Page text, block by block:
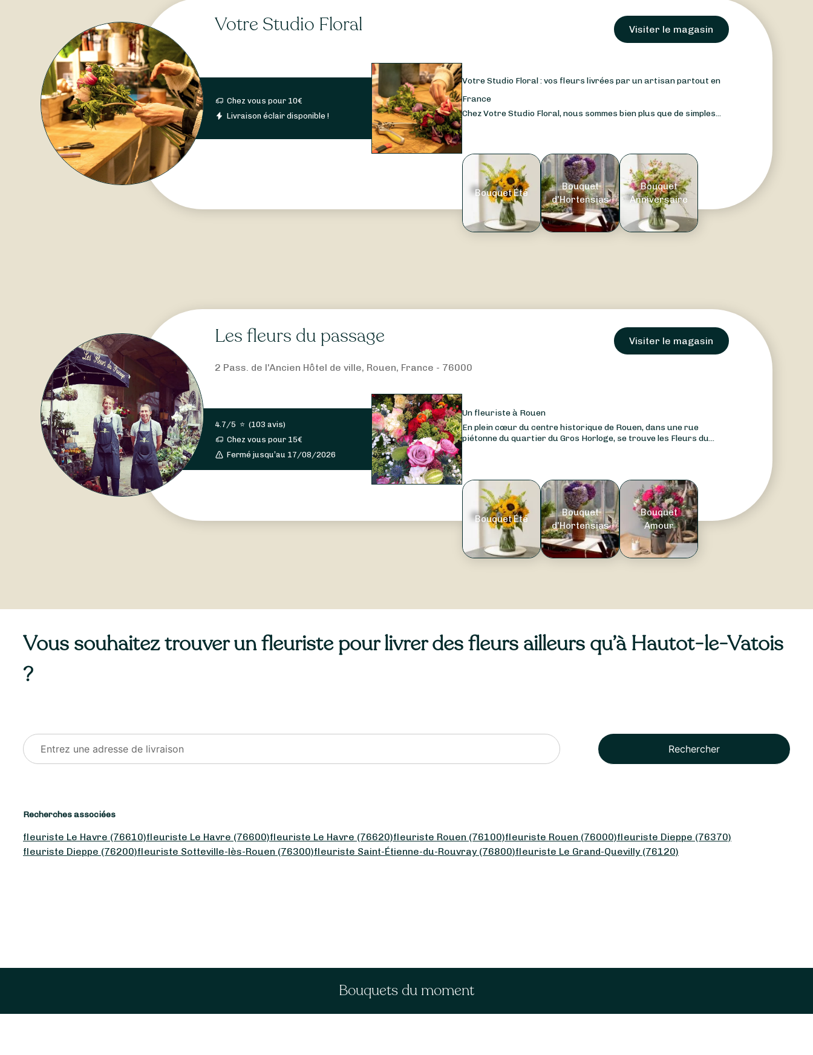
Votre Studio Floral Visiter le magasin
Chez vous pour 10€
Livraison éclair disponible !
Votre Studio Floral : vos fleurs livrées par un artisan partout en
France
Chez Votre Studio Floral, nous sommes bien plus que de simples...
Bouquet Été
Bouquet
d'Hortensias
Bouquet
Anniversaire
Les fleurs du passage Visiter le magasin
2 Pass. de l'Ancien Hôtel de ville, Rouen, France - 76000
4.7/5 ⭐ (103 avis)
Chez vous pour 15€
Fermé jusqu’au 17/08/2026
Un fleuriste à Rouen
En plein cœur du centre historique de Rouen, dans une rue
piétonne du quartier du Gros Horloge, se trouve les Fleurs du...
Bouquet Été
Bouquet
d'Hortensias
Bouquet
Amour
Vous souhaitez trouver un fleuriste pour livrer des fleurs ailleurs qu’à Hautot-le-Vatois
?
Rechercher
Recherches associées
fleuriste Le Havre (76610)fleuriste Le Havre (76600)fleuriste Le Havre (76620)fleuriste Rouen (76100)fleuriste Rouen (76000)fleuriste Dieppe (76370)
fleuriste Dieppe (76200)fleuriste Sotteville-lès-Rouen (76300)fleuriste Saint-Étienne-du-Rouvray (76800)fleuriste Le Grand-Quevilly (76120)
Bouquets du moment